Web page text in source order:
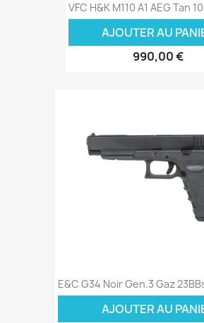
VFC H&K M110 A1 AEG Tan
AJOUTER AU
990,00 €
E&C G34 Noir Gen.3 Gaz
AJOUTER AU